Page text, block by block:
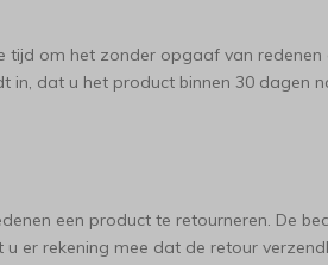
om het zonder opgaaf van redenen
in, dat u het product binnen 30 dagen
een product te retourneren. De
er rekening mee dat de retour